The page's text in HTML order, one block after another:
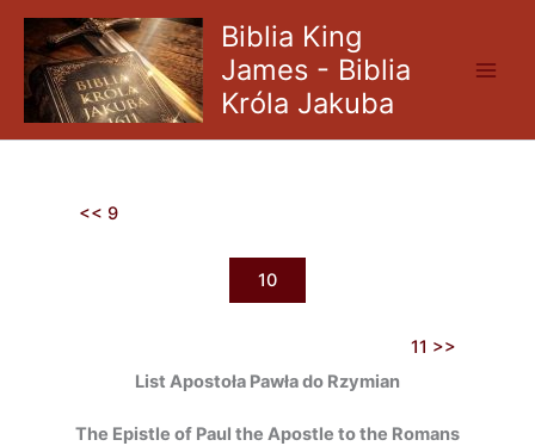
Skip
content
Biblia King
James - Biblia
Króla Jakuba
<< 9
10
11 >>
List Apostoła Pawła do Rzymian
The Epistle of Paul the Apostle to the Romans